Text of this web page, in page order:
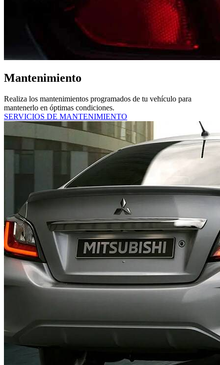
Mantenimiento
Realiza los mantenimientos programados de tu vehículo para
mantenerlo en óptimas condiciones.
SERVICIOS DE MANTENIMIENTO